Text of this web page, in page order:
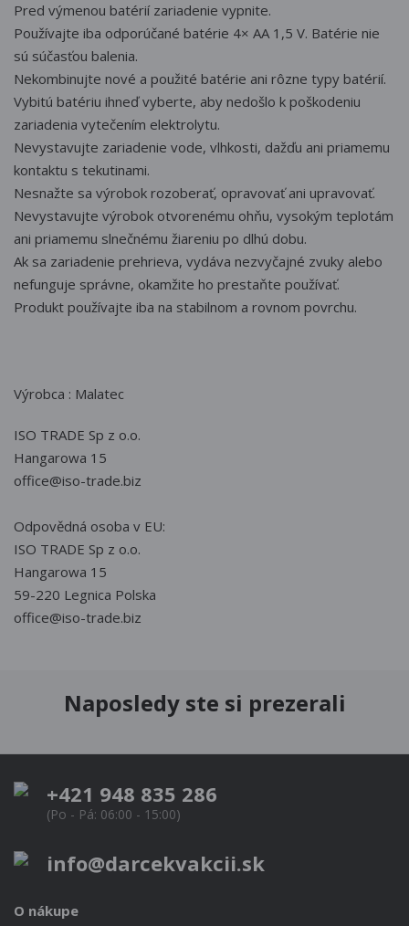
Pred výmenou batérií zariadenie vypnite.
Používajte iba odporúčané batérie 4× AA 1,5 V. Batérie nie
sú súčasťou balenia.
Nekombinujte nové a použité batérie ani rôzne typy batérií.
Vybitú batériu ihneď vyberte, aby nedošlo k poškodeniu
zariadenia vytečením elektrolytu.
Nevystavujte zariadenie vode, vlhkosti, dažďu ani priamemu
kontaktu s tekutinami.
Nesnažte sa výrobok rozoberať, opravovať ani upravovať.
Nevystavujte výrobok otvorenému ohňu, vysokým teplotám
ani priamemu slnečnému žiareniu po dlhú dobu.
Ak sa zariadenie prehrieva, vydáva nezvyčajné zvuky alebo
nefunguje správne, okamžite ho prestaňte používať.
Produkt používajte iba na stabilnom a rovnom povrchu.
Výrobca : Malatec
ISO TRADE Sp z o.o.
Hangarowa 15
office@iso-trade.biz
Odpovědná osoba v EU:
ISO TRADE Sp z o.o.
Hangarowa 15
59-220 Legnica Polska
office@iso-trade.biz
Naposledy ste si prezerali
+421 948 835 286
(Po - Pá: 06:00 - 15:00)
info@darcekvakcii.sk
O nákupe